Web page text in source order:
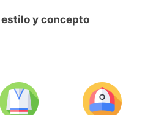
y concepto